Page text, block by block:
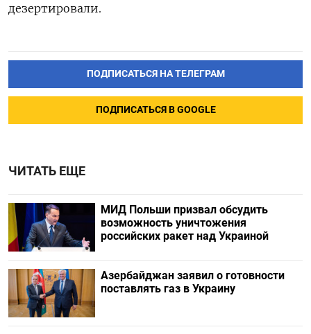
дезертировали.
ПОДПИСАТЬСЯ НА ТЕЛЕГРАМ
ПОДПИСАТЬСЯ В GOOGLE
ЧИТАТЬ ЕЩЕ
МИД Польши призвал обсудить
возможность уничтожения
российских ракет над Украиной
Азербайджан заявил о готовности
поставлять газ в Украину